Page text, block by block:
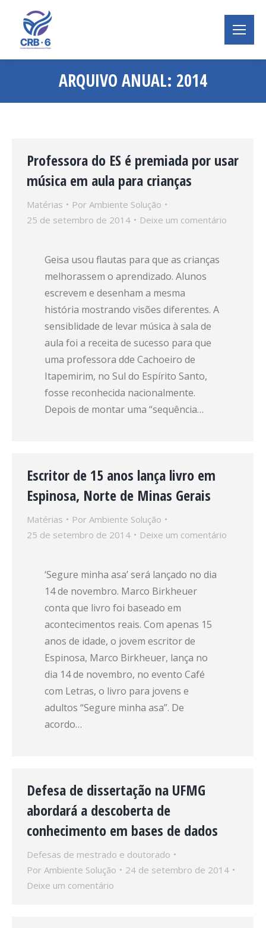
ARQUIVO ANUAL: 2014
Você está aqui:
Professora do ES é premiada por usar
música em aula para crianças
Matérias Por Ambiente Solução
25 de setembro de 2014
Deixe um comentário
Geisa usou flautas para que as crianças
melhorassem o aprendizado. Alunos
escrevem e desenham a mesma
história mostrando visões diferentes. A
sensiblidade de levar música à sala de
aula foi a receita de sucesso para que
uma professora dde Cachoeiro de
Itapemirim, no Sul do Espírito Santo,
fosse reconhecida nacionalmente.
Depois de montar uma “sequência…
Escritor de 15 anos lança livro em
Espinosa, Norte de Minas Gerais
Matérias Por Ambiente Solução
25 de setembro de 2014
Deixe um comentário
‘Segure minha asa’ será lançado no dia
14 de novembro. Marco Birkheuer
conta que livro foi baseado em
acontecimentos reais. Com apenas 15
anos de idade, o jovem escritor de
Espinosa, Marco Birkheuer, lança no
dia 14 de novembro, no evento Café
com Letras, o livro para jovens e
adultos “Segure minha asa”. De
acordo…
Defesa de dissertação na UFMG
abordará a descoberta de
conhecimento em bases de dados
Defesas de mestrado e doutorado
Por Ambiente Solução
24 de setembro de 2014
Deixe um comentário